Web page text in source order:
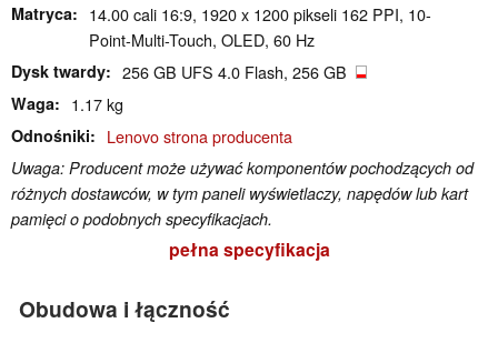
Matryca
14.00 cali 16:9, 1920 x 1200 pikseli 162 PPI, 10-
Point-Multi-Touch, OLED, 60 Hz
Dysk twardy 256 GB UFS 4.0 Flash, 256 GB
Waga 1.17 kg
Odnośniki Lenovo strona producenta
Uwaga: Producent może używać komponentów pochodzących od
różnych dostawców, w tym paneli wyświetlaczy, napędów lub kart
pamięci o podobnych specyfikacjach.
pełna specyfikacja
Obudowa i łączność